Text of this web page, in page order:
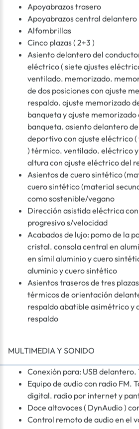
Apoyabrazos trasero
Apoyabrazos central delantero
Alfombrillas
Cinco plazas ( 2+3 )
Asiento delantero del
eléctrico ( siete ajustes
ventilado. memorizado.
de dos posiciones con ajuste
respaldo. ajuste memorizado
banqueta y ajuste
banqueta. asiento delantero
deportivo con ajuste eléctrico
) térmico. ventilado. eléctrico
altura con ajuste eléctrico del
Asientos de cuero sintético
cuero sintético (material
como sostenible/vegano
Dirección asistida eléctrica
progresivo s/velocidad
Acabados de lujo: pomo de la
cristal. consola central en
en símil aluminio y cuero
aluminio y cuero sintético
Asientos traseros de tres
térmicos de orientación
respaldo abatible asimétrico y
respaldo
MULTIMEDIA Y SONIDO
Conexión para: USB delantero.
Equipo de audio con radio FM.
digital. radio por internet y
Doce altavoces ( DynAudio )
Control remoto de audio en el